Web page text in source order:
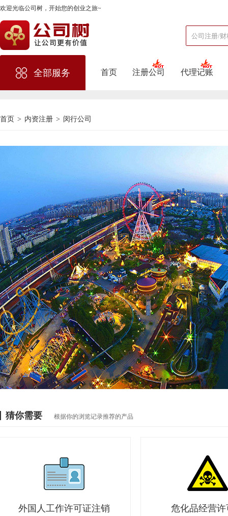
欢迎光临公司树，开始您的创业之旅~
全部服务 首页 注册公司 代理记账
首页 > 内资注册 > 闵行公司
猜你需要 根据你的浏览记录推荐的产品
危化品经营许可证
高净值个人（自